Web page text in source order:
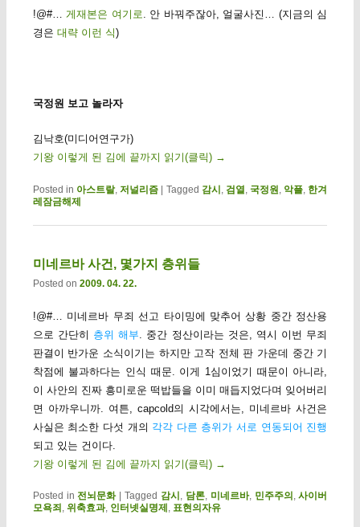
!@#…게재본은 여기로. 안 바꿔주잖아, 얼굴사진… (지금의 심
경은 대략 이런 식)
국정원 보고 놀라자
김낙호(미디어연구가)
기왕 이렇게 된 김에 끝까지 읽기(클릭) →
Posted in 아스트랄,저널리즘 | Tagged 감시 검열 ,국정원 악플 한겨
레잠금해제
미네르바 사건, 몇가지 층위들
Posted on 2009. 04. 22.
!@#… 미네르바 무죄 선고 타이밍에 맞추어 상황 중간 정산용
으로 간단히 층위 해부 . 중간 정산이라는 것은, 역시 이번 무죄
판결이 반가운 소식이기는 하지만 고작 전체 판 가운데 중간 기
착점에 불과하다는 인식 때문. 이게 1심이었기 때문이 아니라,
이 사안의 진짜 흥미로운 떡밥들을 이미 매듭지었다며 잊어버리
면 아까우니까. 여튼, capcold의 시각에서는, 미네르바 사건은
사실은 최소한 다섯 개의 각각 다른 층위가 서로 연동되어 진행
되고 있는 건이다.
기왕 이렇게 된 김에 끝까지 읽기(클릭) →
Posted in 전뇌문화 |Tagged 감시, 담론, 미네르바, 민주주의,사이버
모욕죄, 위축효과, 인터넷실명제, 표현의자유